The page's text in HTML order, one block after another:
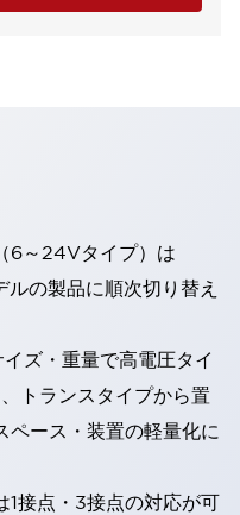
6～24Vタイプ）は
の製品に順次切り替え
ズ・重量で高電圧タイ
トランスタイプから置
ペース・装置の軽量化に
1接点・3接点の対応が可